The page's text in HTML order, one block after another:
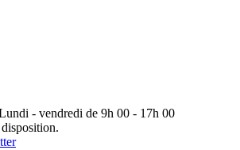
- vendredi de 9h 00 - 17h 00